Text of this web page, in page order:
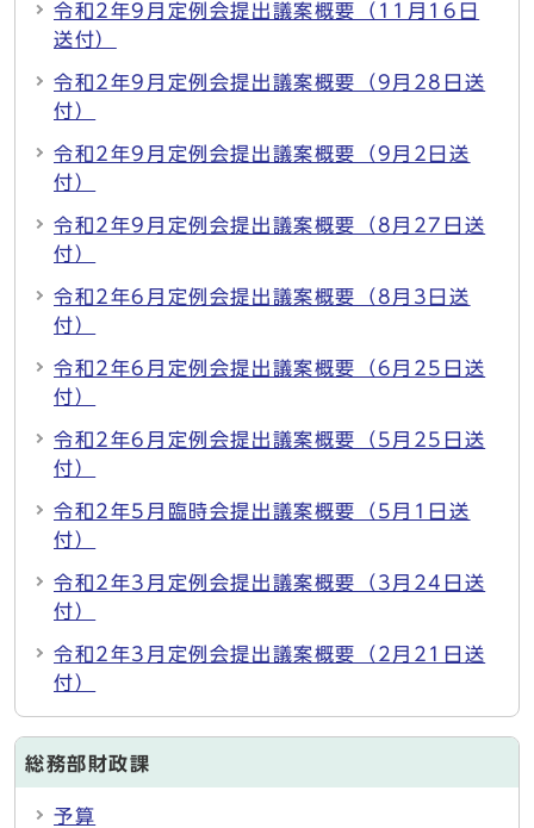
令和2年9月定例会提出議案概要（11月16日
送付）
令和2年9月定例会提出議案概要（9月28日送
付）
令和2年9月定例会提出議案概要（9月2日送
付）
令和2年9月定例会提出議案概要（8月27日送
付）
令和2年6月定例会提出議案概要（8月3日送
付）
令和2年6月定例会提出議案概要（6月25日送
付）
令和2年6月定例会提出議案概要（5月25日送
付）
令和2年5月臨時会提出議案概要（5月1日送
付）
令和2年3月定例会提出議案概要（3月24日送
付）
令和2年3月定例会提出議案概要（2月21日送
付）
総務部財政課
予算